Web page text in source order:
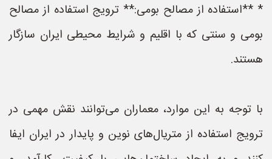
* **استفاده از مصالح بومی:** ترویج استفاده از مصالح
بومی و سنتی که با اقلیم و شرایط محیطی ایران سازگار
هستند.
با توجه به این موارد، معماران می‌توانند نقش مهمی در
ترویج استفاده از متریال‌های نوین و پایدار در ایران ایفا